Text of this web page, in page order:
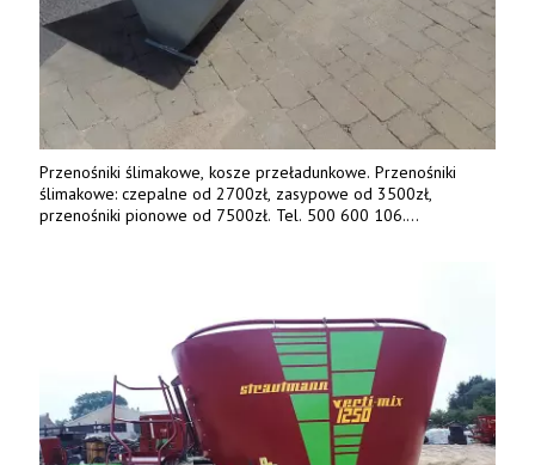
Przenośniki ślimakowe, kosze przeładunkowe. Przenośniki
ślimakowe: czepalne od 2700zł, zasypowe od 3500zł,
przenośniki pionowe od 7500zł. Tel. 500 600 106.